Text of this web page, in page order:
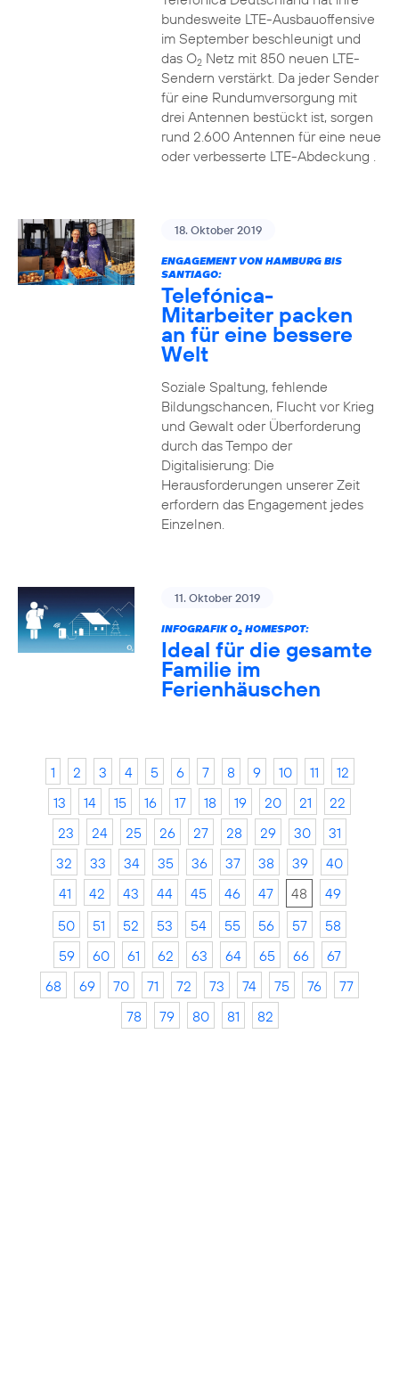
bundesweite LTE-Ausbauoffensive
im September beschleunigt und
das O2Netz mit 850 neuen LTE-
Sendern verstärkt. Da jeder Sender
für eine Rundumversorgung mit
drei Antennen bestückt ist, sorgen
rund 2.600 Antennen für eine neue
oder verbesserte LTE-Abdeckung .
18. Oktober 2019
ENGAGEMENT VON HAMBURG BIS
SANTIAGO:
Telefónica-
Mitarbeiter packen
an für eine bessere
Welt
Soziale Spaltung, fehlende
Bildungschancen, Flucht vor Krieg
und Gewalt oder Überforderung
durch das Tempo der
Digitalisierung: Die
Herausforderungen unserer Zeit
erfordern das Engagement jedes
Einzelnen.
11. Oktober 2019
INFOGRAFIK O2HOMESPOT:
Ideal für die gesamte
Familie im
Ferienhäuschen
1 2 3 4 5 6 7 8 9 10 11
12
13
14 15 16 17 18 19 20 21
22
23
24 25 26 27 28 29 30
31
32
33 34 35 36 37 38 39
40
41
42 43 44 45 46 47 48
49
50
51 52 53 54 55 56 57
58
59
60 61 62 63 64 65 66
67
68
69 70 71 72 73 74 75 76
77
78
79 80 81 82